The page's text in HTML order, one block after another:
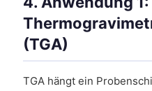
(TGA)
TGA hängt ein